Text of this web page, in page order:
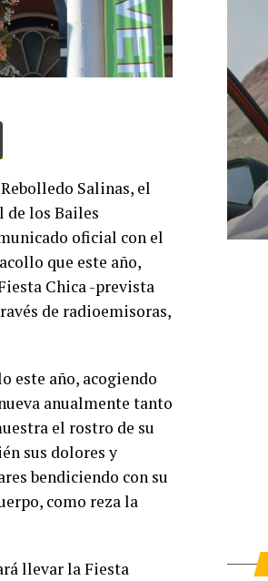
Salinas, el
de los Bailes
oficial con el
que este año,
Chica -prevista
de radioemisoras,
este año, acogiendo
anualmente tanto
el rostro de su
sus dolores y
bendiciendo con su
como reza la
llevar la Fiesta